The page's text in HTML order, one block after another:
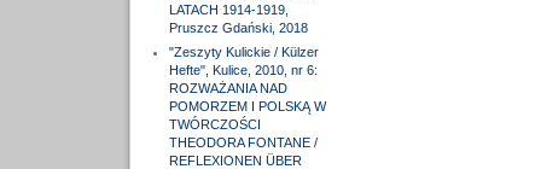
LATACH 1914-1919,
Pruszcz Gdański, 2018
"Zeszyty Kulickie / Külzer
Hefte", Kulice, 2010, nr 6:
ROZWAŻANIA NAD
POMORZEM I POLSKĄ W
TWÓRCZOŚCI
THEODORA FONTANE /
REFLEXIONEN ÜBER